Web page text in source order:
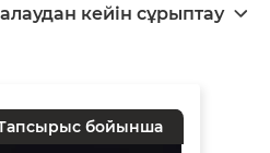
кейін сұрыптау
бойынша